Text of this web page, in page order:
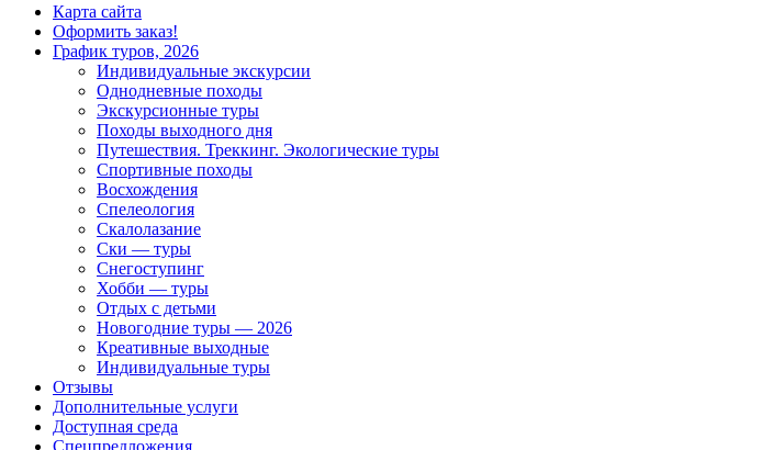
Карта сайта
Оформить заказ!
График туров, 2026
Индивидуальные экскурсии
Однодневные походы
Экскурсионные туры
Походы выходного дня
Путешествия. Треккинг. Экологические туры
Спортивные походы
Восхождения
Спелеология
Скалолазание
Ски — туры
Снегоступинг
Хобби — туры
Отдых с детьми
Новогодние туры — 2026
Креативные выходные
Индивидуальные туры
Отзывы
Дополнительные услуги
Доступная среда
Спецпредложения